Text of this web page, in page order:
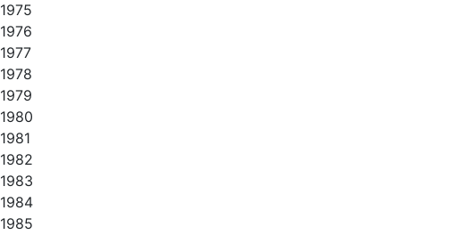
1975
1976
1977
1978
1979
1980
1981
1982
1983
1984
1985